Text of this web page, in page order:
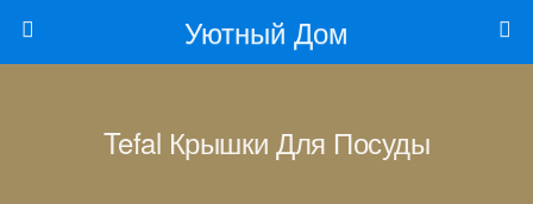
Уютный Дом
Tefal Крышки Для Посуды